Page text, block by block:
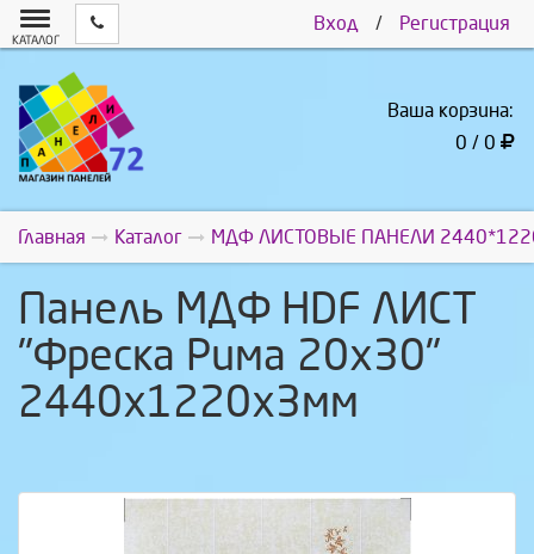
Вход / Регистрация
КАТАЛОГ
Ваша корзина:
0 / 0
Главная Каталог МДФ ЛИСТОВЫЕ ПАНЕЛИ
Панель МДФ HDF ЛИСТ
"Фреска Рима 20x30"
2440х1220х3мм